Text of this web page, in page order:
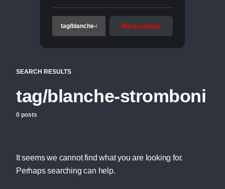
SEARCH RESULTS
tag/blanche-stromboni
0 posts
It seems we cannot find what you are looking for.
Perhaps searching can help.
Rechercher